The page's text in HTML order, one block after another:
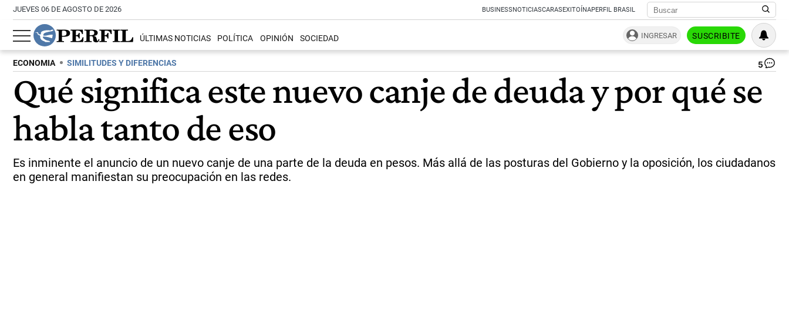
JUEVES 06 DE AGOSTO DE 2026 BUSINESSNOTICIASCARASEXITOÍNAPERFIL BRASIL
ÚLTIMAS NOTICIAS POLÍTICA OPINIÓN SOCIEDAD INGRESAR SUSCRIBITE
ECONOMIA SIMILITUDES Y DIFERENCIAS 5
Qué significa este nuevo canje de deuda y por qué se
habla tanto de eso
Es inminente el anuncio de un nuevo canje de una parte de la deuda en pesos. Más allá de las posturas del Gobierno y la oposición, los ciudadanos
en general manifiestan su preocupación en las redes.